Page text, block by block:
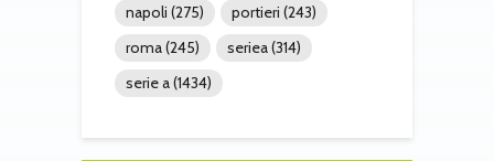
napoli (275) portieri (243)
roma(245) seriea(314)
serie a(1434)